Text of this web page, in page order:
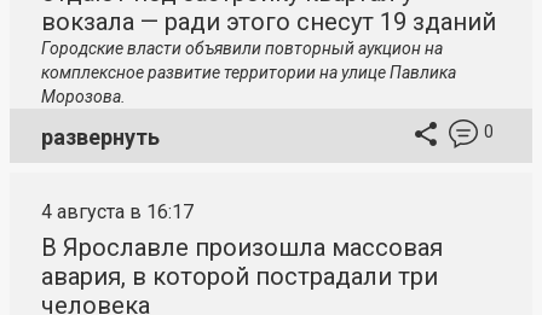
вокзала — ради этого снесут 19 зданий
Городские власти объявили повторный аукцион на
комплексное развитие территории на улице Павлика
Морозова.
развернуть 0
4 августа в 16:17
В Ярославле произошла массовая
авария, в которой пострадали три
человека